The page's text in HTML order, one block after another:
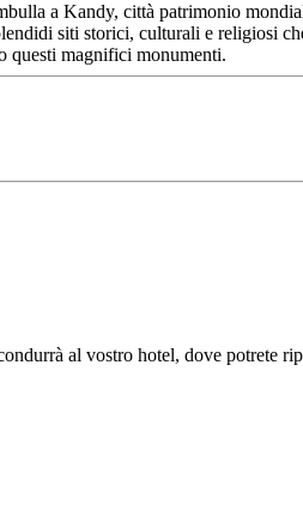
a Kandy, città patrimonio
siti storici, culturali e religiosi
questi magnifici monumenti.
al vostro hotel, dove potrete